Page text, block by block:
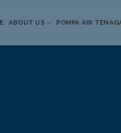
ABOUT US POMPA AIR